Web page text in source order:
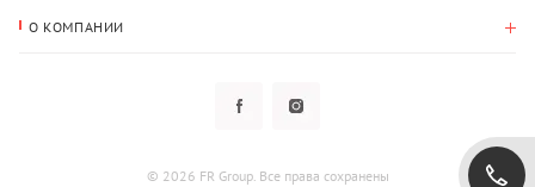
Адрес для доставки
О КОМПАНИИ
Политика конфиденциальности
© 2026 FR Group. Все права сохранены